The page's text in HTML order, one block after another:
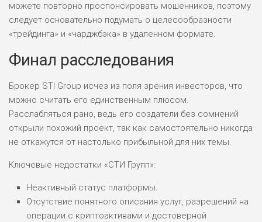
можете повторно проспонсировать мошенников, поэтому
следует основательно подумать о целесообразности
«трейдинга» и «чарджбэка» в удаленном формате.
Финал расследования
Брокер STI Group исчез из поля зрения инвесторов, что
можно считать его единственным плюсом.
Расслабляться рано, ведь его создатели без сомнений
открыли похожий проект, так как самостоятельно никогда
не откажутся от настолько прибыльной для них темы.
Ключевые недостатки «СТИ Групп»:
Неактивный статус платформы.
Отсутствие понятного описания услуг, разрешений на
операции с криптоактивами и достоверной